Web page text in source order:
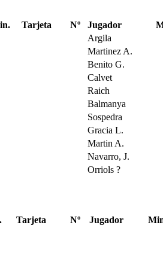
Tarjeta Nº Jugador
Argila
Martinez A.
Benito G.
Calvet
Raich
Balmanya
Sospedra
Gracia L.
Martin A.
Navarro, J.
Orriols ?
Tarjeta Nº Jugador